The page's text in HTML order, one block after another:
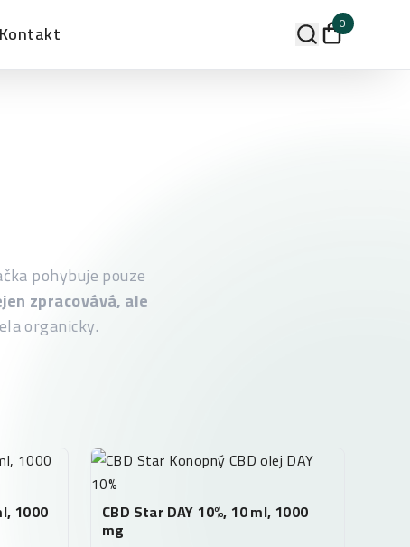
Kontakt 0
pohybuje pouze
zpracovává, ale
organicky.
1000 CBD Star DAY 10%, 10 ml, 1000
mg